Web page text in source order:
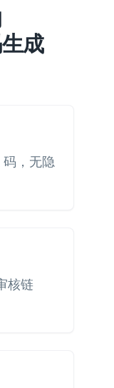
成
，无隐
核链